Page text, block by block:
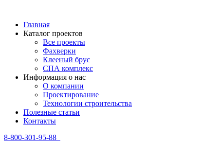
Главная
Каталог проектов
Все проекты
Фахверки
Клееный брус
СПА комплекс
Информация о нас
О компании
Проектирование
Технологии строительства
Полезные статьи
Контакты
8-800-301-95-88